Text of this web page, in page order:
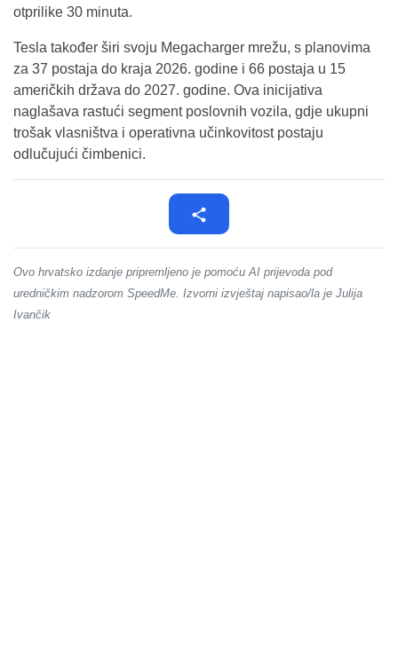
otprilike 30 minuta.
Tesla također širi svoju Megacharger mrežu, s planovima
za 37 postaja do kraja 2026. godine i 66 postaja u 15
američkih država do 2027. godine. Ova inicijativa
naglašava rastući segment poslovnih vozila, gdje ukupni
trošak vlasništva i operativna učinkovitost postaju
odlučujući čimbenici.
Ovo hrvatsko izdanje pripremljeno je pomoću AI prijevoda pod
uredničkim nadzorom SpeedMe. Izvorni izvještaj napisao/la je Julija
Ivančik